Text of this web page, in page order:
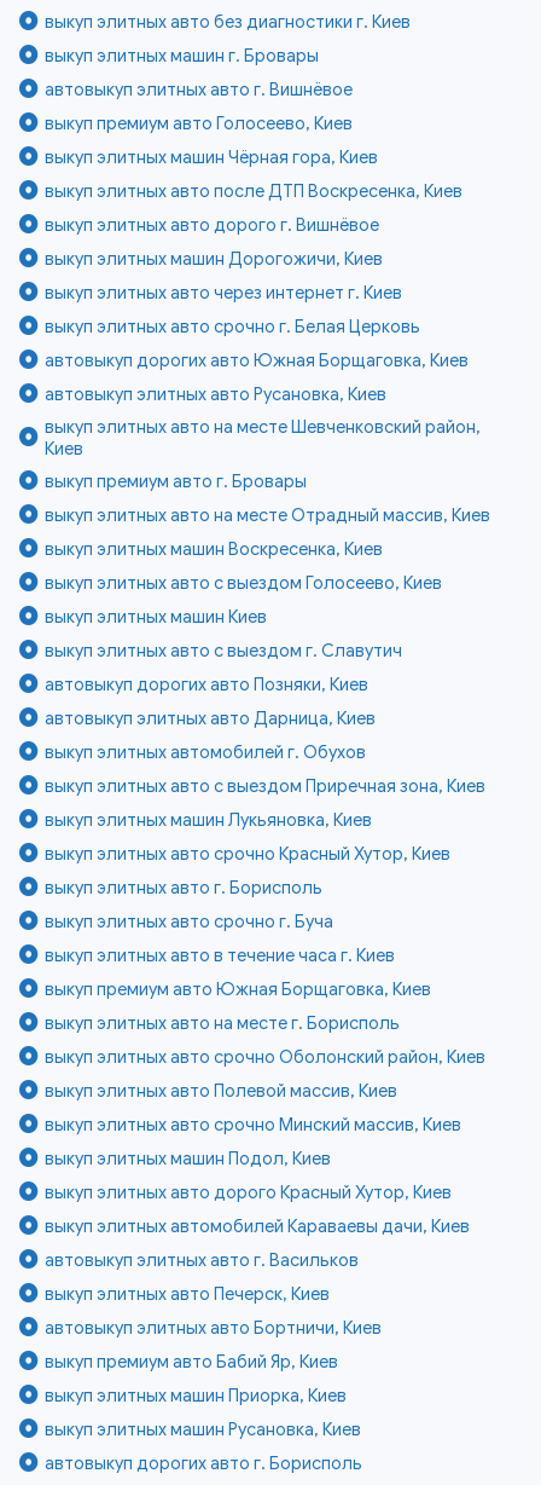
выкуп элитных авто без диагностики г. Киев
выкуп элитных машин г. Бровары
автовыкуп элитных авто г. Вишнёвое
выкуп премиум авто Голосеево, Киев
выкуп элитных машин Чёрная гора, Киев
выкуп элитных авто после ДТП Воскресенка, Киев
выкуп элитных авто дорого г. Вишнёвое
выкуп элитных машин Дорогожичи, Киев
выкуп элитных авто через интернет г. Киев
выкуп элитных авто срочно г. Белая Церковь
автовыкуп дорогих авто Южная Борщаговка, Киев
автовыкуп элитных авто Русановка, Киев
выкуп элитных авто на месте Шевченковский район,
Киев
выкуп премиум авто г. Бровары
выкуп элитных авто на месте Отрадный массив, Киев
выкуп элитных машин Воскресенка, Киев
выкуп элитных авто с выездом Голосеево, Киев
выкуп элитных машин Киев
выкуп элитных авто с выездом г. Славутич
автовыкуп дорогих авто Позняки, Киев
автовыкуп элитных авто Дарница, Киев
выкуп элитных автомобилей г. Обухов
выкуп элитных авто с выездом Приречная зона, Киев
выкуп элитных машин Лукьяновка, Киев
выкуп элитных авто срочно Красный Хутор, Киев
выкуп элитных авто г. Борисполь
выкуп элитных авто срочно г. Буча
выкуп элитных авто в течение часа г. Киев
выкуп премиум авто Южная Борщаговка, Киев
выкуп элитных авто на месте г. Борисполь
выкуп элитных авто срочно Оболонский район, Киев
выкуп элитных авто Полевой массив, Киев
выкуп элитных авто срочно Минский массив, Киев
выкуп элитных машин Подол, Киев
выкуп элитных авто дорого Красный Хутор, Киев
выкуп элитных автомобилей Караваевы дачи, Киев
автовыкуп элитных авто г. Васильков
выкуп элитных авто Печерск, Киев
автовыкуп элитных авто Бортничи, Киев
выкуп премиум авто Бабий Яр, Киев
выкуп элитных машин Приорка, Киев
выкуп элитных машин Русановка, Киев
автовыкуп дорогих авто г. Борисполь